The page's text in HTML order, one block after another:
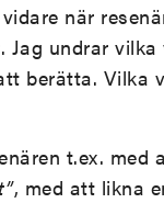
när
undrar vilka
berätta. Vilka
t.ex. med
, med att likna